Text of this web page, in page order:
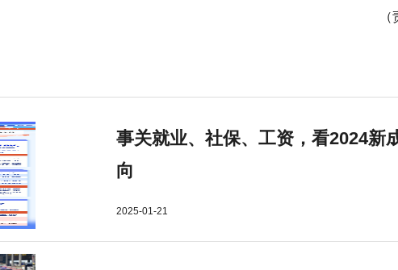
事关就业、社保、工资，看2024新
向
2025-01-21